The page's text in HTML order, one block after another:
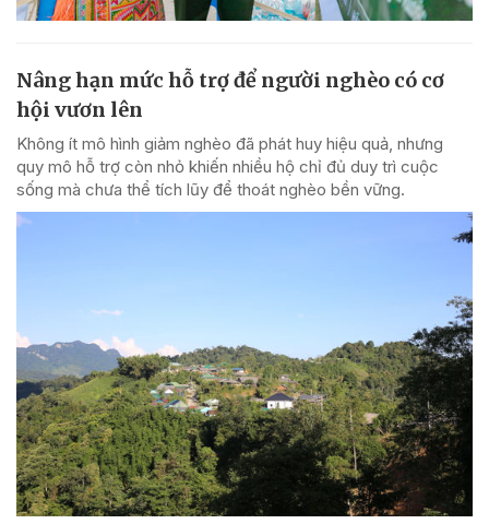
Nâng hạn mức hỗ trợ để người nghèo có cơ
hội vươn lên
Không ít mô hình giảm nghèo đã phát huy hiệu quả, nhưng
quy mô hỗ trợ còn nhỏ khiến nhiều hộ chỉ đủ duy trì cuộc
sống mà chưa thể tích lũy để thoát nghèo bền vững.